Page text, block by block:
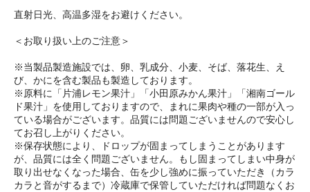
直射日光、高温多湿をお避けください。
＜お取り扱い上のご注意＞
※当製品製造施設では、卵、乳成分、小麦、そば、落花生、え
び、かにを含む製品も製造しております。
※原料に「片浦レモン果汁」「小田原みかん果汁」「湘南ゴール
ド果汁」を使用しておりますので、まれに果肉や種の一部が入っ
ている場合がございます。品質には問題ございませんので安心し
てお召し上がりください。
※保存状態により、ドロップが固まってしまうことがあります
が、品質には全く問題ございません。もし固まってしまい中身が
取り出せなくなった場合、缶を少し強めに振っていただき（カラ
カラと音がするまで）冷蔵庫で保管していただければ問題なくお